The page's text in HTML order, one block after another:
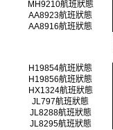
MH9210航班狀態
AA8923航班狀態
AA8916航班狀態
H19854航班狀態
H19856航班狀態
HX1324航班狀態
JL797航班狀態
JL8288航班狀態
JL8295航班狀態